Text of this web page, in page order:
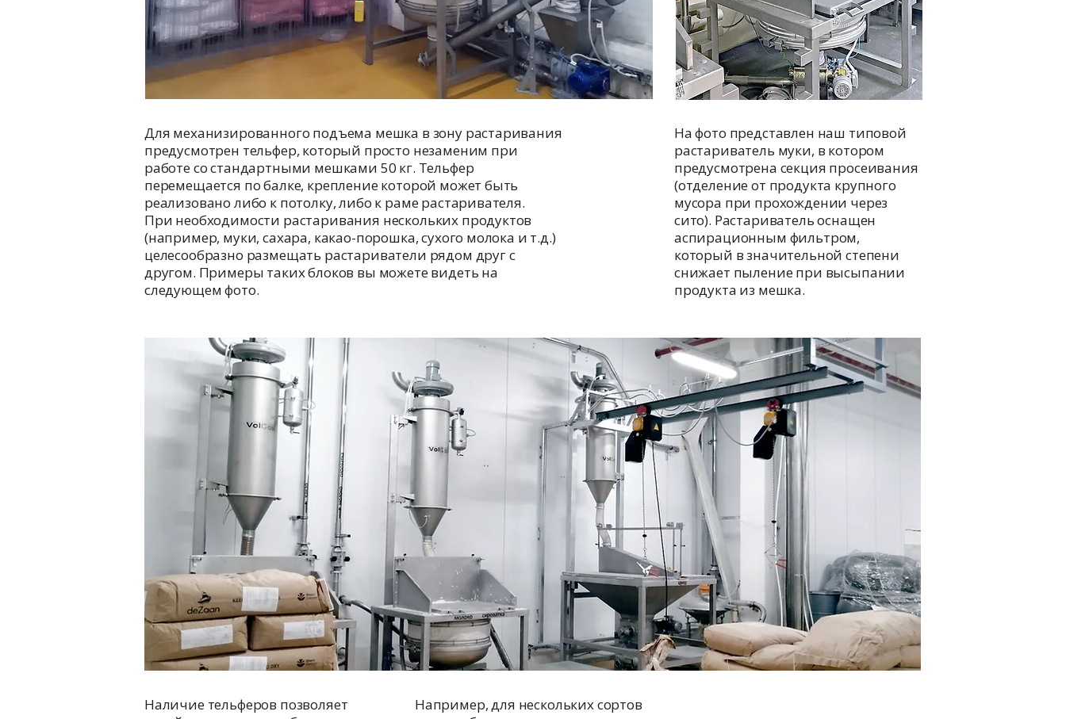
Для механизированного подъема мешка в зону растаривания
предусмотрен тельфер, который просто незаменим при
работе со стандартными мешками 50 кг. Тельфер
перемещается по балке, крепление которой может быть
реализовано либо к потолку, либо к раме растаривателя.
При необходимости растаривания нескольких продуктов
(например, муки, сахара, какао-порошка, сухого молока и т.д.)
целесообразно размещать растариватели рядом друг с
другом. Примеры таких блоков вы можете видеть на
следующем фото.
На фото представлен наш типовой
растариватель муки, в котором
предусмотрена секция просеивания
(отделение от продукта крупного
мусора при прохождении через
сито). Растариватель оснащен
аспирационным фильтром,
который в значительной степени
снижает пыление при высыпании
продукта из мешка.
Наличие тельферов позволяет
Например, для нескольких сортов